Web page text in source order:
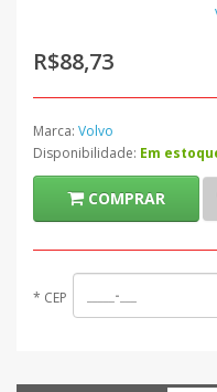
R$88,73
Marca: Volvo
Disponibilidade: Em
COMPRAR
* CEP